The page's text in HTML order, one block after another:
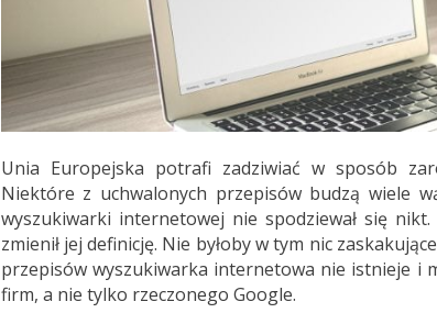
Unia Europejska potrafi zadziwiać w sposób
Niektóre z uchwalonych przepisów budzą wiele
wyszukiwarki internetowej nie spodziewał się
zmienił jej definicję. Nie byłoby w tym nic
przepisów wyszukiwarka internetowa nie istnieje i
firm, a nie tylko rzeczonego Google.